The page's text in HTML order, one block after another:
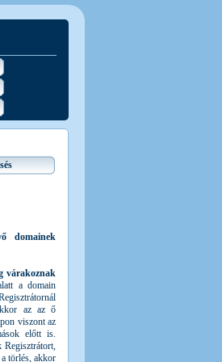
domainek
várakoznak
a domain
az az ő
viszont az
előtt is.
Regisztrátort,
törlés, akkor